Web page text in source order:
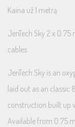
Kaina už 1 metrą.
JenTech Sky 2 x
cables
JenTech Sky is an
laid out as an classic
construction built up
Available from 0.75